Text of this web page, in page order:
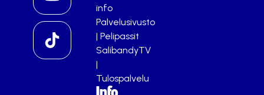
info
Palvelusivusto
| Pelipassit
SalibandyTV
|
Tulospalvelu